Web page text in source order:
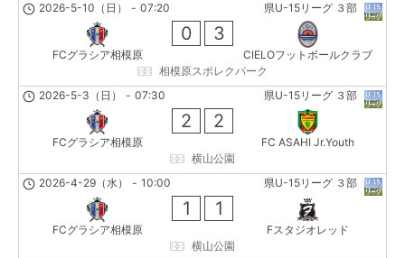
県U-15リーグ ３部
2026-5-10（日） - 07:20
FCグラシア相模原
0 3
CIELOフットボールクラブ
相模原スポレクパーク
県U-15リーグ ３部
2026-5-3（日） - 07:30
FCグラシア相模原
2 2
FC ASAHI Jr.Youth
横山公園
県U-15リーグ ３部
2026-4-29（水） - 10:00
FCグラシア相模原
1 1
Fスタジオレッド
横山公園